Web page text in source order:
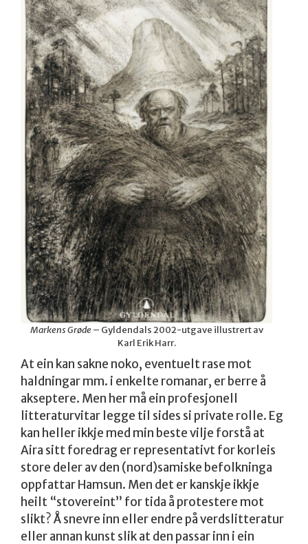
Markens Grøde– Gyldendals 2002-utgave illustrert av
Karl Erik Harr.
At ein kan sakne noko, eventuelt rase mot
haldningar mm. i enkelte romanar, er berre å
akseptere. Men her må ein profesjonell
litteraturvitar legge til sides si private rolle. Eg
kan heller ikkje med min beste vilje forstå at
Aira sitt foredrag er representativt for korleis
store deler av den (nord)samiske befolkninga
oppfattar Hamsun. Men det er kanskje ikkje
heilt “stovereint” for tida å protestere mot
slikt? Å snevre inn eller endre på verdslitteratur
eller annan kunst slik at den passar inn i ein